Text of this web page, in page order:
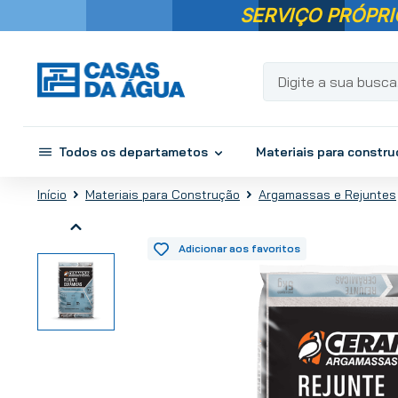
SERVIÇO
Digite a sua busca...
Todos os departametos Materiais para
Materiais para Construção Argamassas e Rejuntes